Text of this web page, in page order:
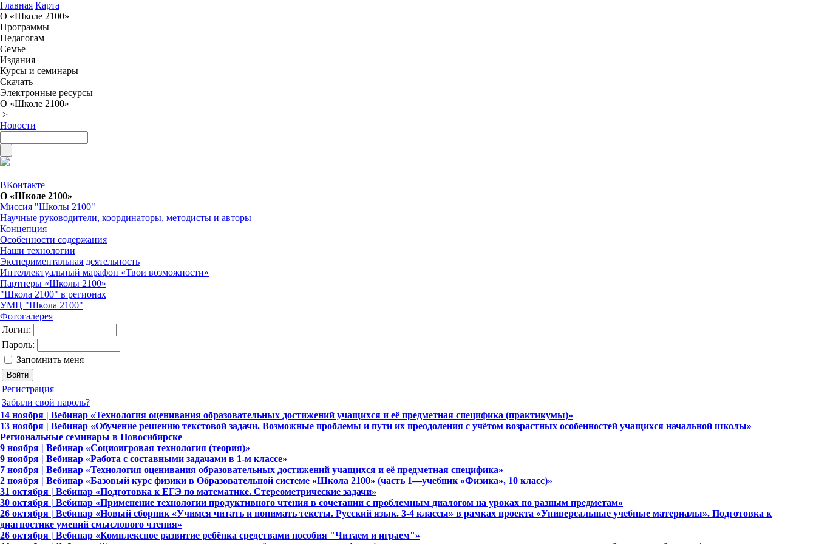
Главная Карта
О «Школе 2100»
Программы
Педагогам
Семье
Издания
Курсы и семинары
Скачать
Электронные ресурсы
О «Школе 2100»
>
Новости
ВКонтакте
О «Школе 2100»
Миссия "Школы 2100"
Научные руководители, координаторы, методисты и авторы
Концепция
Особенности содержания
Наши технологии
Экспериментальная деятельность
Интеллектуальный марафон «Твои возможности»
Партнеры «Школы 2100»
"Школа 2100" в регионах
УМЦ "Школа 2100"
Фотогалерея
Логин:
Пароль:
Запомнить меня
Регистрация
Забыли свой пароль?
14 ноября | Вебинар «Технология оценивания образовательных достижений учащихся и её предметная специфика (практикумы)»
13 ноября | Вебинар «Обучение решению текстовой задачи. Возможные проблемы и пути их преодоления с учётом возрастных особенностей учащихся начальной школы»
Региональные семинары в Новосибирске
9 ноября | Вебинар «Социоигровая технология (теория)»
9 ноября | Вебинар «Работа с составными задачами в 1-м классе»
7 ноября | Вебинар «Технология оценивания образовательных достижений учащихся и её предметная специфика»
2 ноября | Вебинар «Базовый курс физики в Образовательной системе «Школа 2100» (часть 1—учебник «Физика», 10 класс)»
31 октября | Вебинар «Подготовка к ЕГЭ по математике. Стереометрические задачи»
30 октября | Вебинар «Применение технологии продуктивного чтения в сочетании с проблемным диалогом на уроках по разным предметам»
26 октября | Вебинар «Новый сборник «Учимся читать и понимать тексты. Русский язык. 3-4 классы» в рамках проекта «Универсальные учебные материалы». Подготовка к
диагностике умений смыслового чтения»
26 октября | Вебинар «Комплексное развитие ребёнка средствами пособия "Читаем и играем"»